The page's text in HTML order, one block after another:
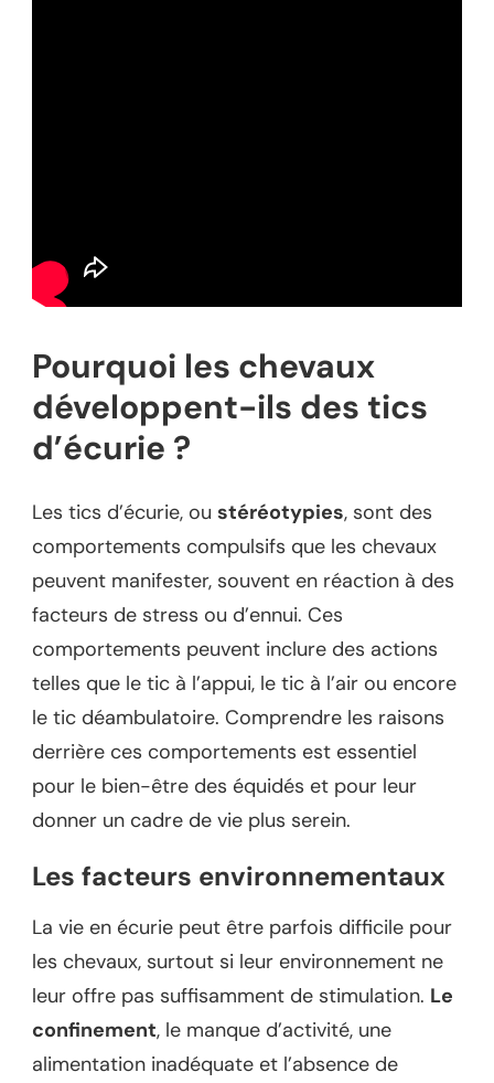
Pourquoi les chevaux
développent-ils des tics
d’écurie ?
Les tics d’écurie, ou stéréotypies, sont des
comportements compulsifs que les chevaux
peuvent manifester, souvent en réaction à des
facteurs de stress ou d’ennui. Ces
comportements peuvent inclure des actions
telles que le tic à l’appui, le tic à l’air ou encore
le tic déambulatoire. Comprendre les raisons
derrière ces comportements est essentiel
pour le bien-être des équidés et pour leur
donner un cadre de vie plus serein.
Les facteurs environnementaux
La vie en écurie peut être parfois difficile pour
les chevaux, surtout si leur environnement ne
leur offre pas suffisamment de stimulation. Le
confinement, le manque d’activité, une
alimentation inadéquate et l’absence de